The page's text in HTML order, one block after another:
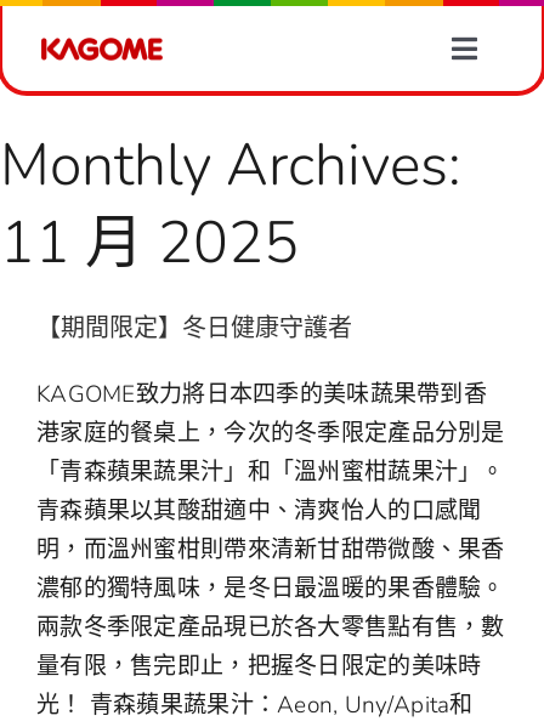
content
Toggle
有營食譜
蔬菜資訊
最新消息
關於我們
聯絡我們
EN
Monthly Archives:
11 月 2025
【期間限定】冬日健康守護者
KAGOME致力將日本四季的美味蔬果帶到香
港家庭的餐桌上，今次的冬季限定產品分別是
「青森蘋果蔬果汁」和「溫州蜜柑蔬果汁」。
青森蘋果以其酸甜適中、清爽怡人的口感聞
明，而溫州蜜柑則帶來清新甘甜帶微酸、果香
濃郁的獨特風味，是冬日最溫暖的果香體驗。
兩款冬季限定產品現已於各大零售點有售，數
量有限，售完即止，把握冬日限定的美味時
光！ 青森蘋果蔬果汁：Aeon, Uny/Apita和